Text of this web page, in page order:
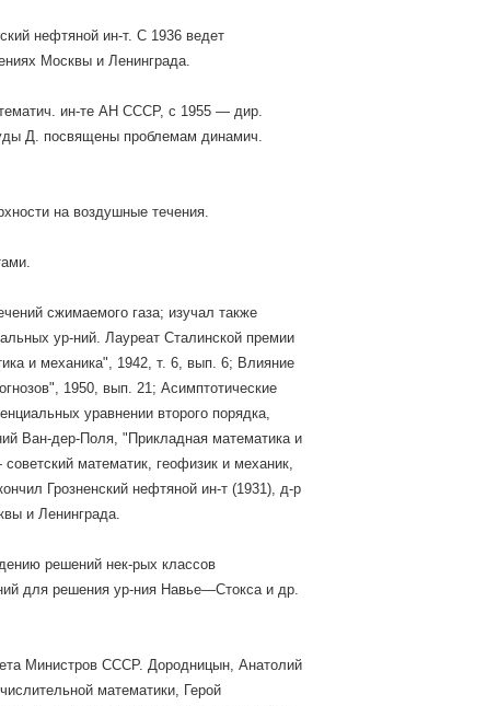
нефтяной ин-т. С 1936 ведет
Москвы и Ленинграда.
ин-те АН СССР, с 1955 — дир.
Д. посвящены проблемам динамич.
на воздушные течения.
сжимаемого газа; изучал также
ур-ний. Лауреат Сталинской премии
и механика", 1942, т. 6, вып. 6; Влияние
1950, вып. 21; Асимптотические
уравнении второго порядка,
Ван-дер-Поля, "Прикладная математика и
математик, геофизик и механик,
Грозненский нефтяной ин-т (1931), д-р
и Ленинграда.
решений нек-рых классов
для решения ур-ния Навье—Стокса и др.
Министров СССР. Дородницын, Анатолий
математики, Герой